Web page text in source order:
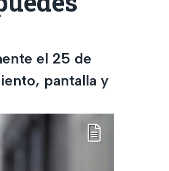
el 25 de
pantalla y